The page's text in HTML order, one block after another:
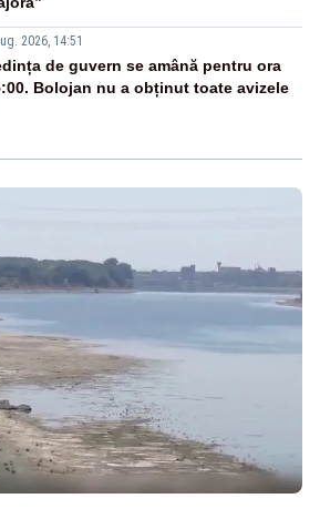
2026, 14:51
de guvern se amână pentru ora
Bolojan nu a obținut toate avizele